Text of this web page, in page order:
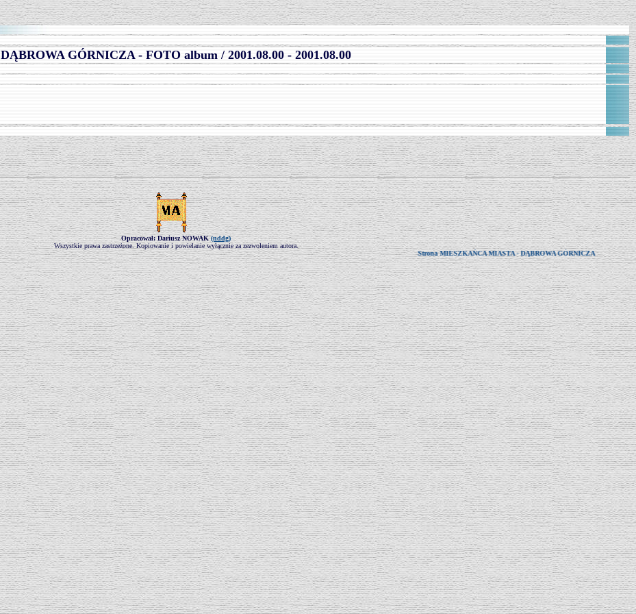
.
DĄBROWA GÓRNICZA - FOTO album / 2001.08.00 - 2001.08.00
Opracował: Dariusz NOWAK(nddg)
Wszystkie prawa zastrzeżone. Kopiowanie i powielanie wyłącznie za zezwoleniem autora.
Strona MIESZKAŃCA MIASTA - DĄBROWA GÓRNICZA